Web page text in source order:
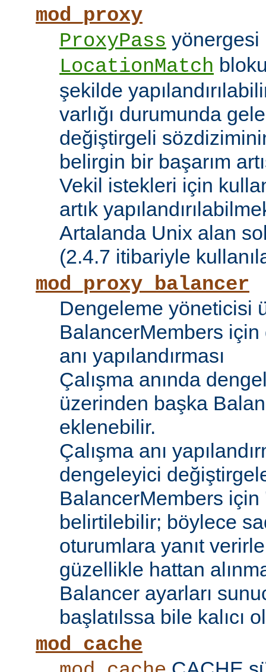
mod_proxy
ProxyPass
LocationMatch
şekilde
varlığı durumunda
değiştirgeli
belirgin bir başarım
Vekil istekleri için
artık
Artalanda Unix alan
(2.4.7 itibariyle
mod_proxy_balancer
Dengeleme yöneticisi
BalancerMembers için
anı yapılandırması
Çalışma anında
üzerinden başka
eklenebilir.
Çalışma anı
dengeleyici
BalancerMembers
belirtilebilir; böylece
oturumlara yanıt
güzellikle hattan
Balancer ayarları
başlatılssa bile kalıcı
mod_cache